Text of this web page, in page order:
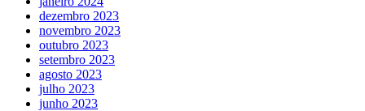
dezembro 2023
novembro 2023
outubro 2023
setembro 2023
agosto 2023
julho 2023
junho 2023